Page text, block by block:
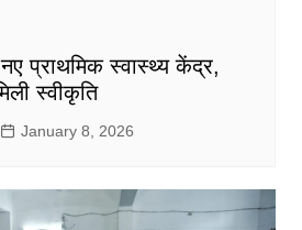
प्राथमिक स्वास्थ्य केंद्र,
स्वीकृति
January 8, 2026